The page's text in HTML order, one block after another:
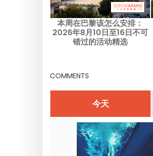
本周在巴黎该怎么安排：
2026年8月10日至16日不可
错过的活动精选
COMMENTS
今天